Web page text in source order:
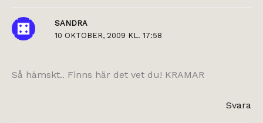
SANDRA
10 OKTOBER, 2009 KL. 17:58
Så hämskt.. Finns här det vet du! KRAMAR
Svara